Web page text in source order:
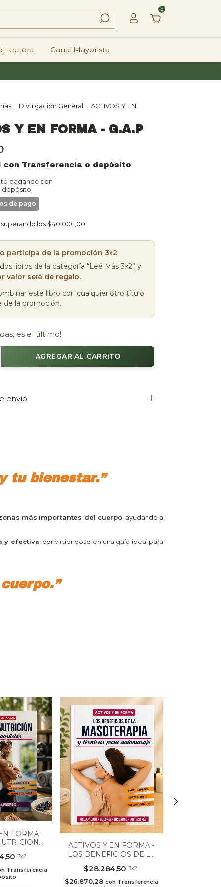
0
Lectora Canal Mayorista
Divulgación General
ACTIVOS Y EN
Y EN FORMA - G.A.P
con Transferencia o depósito
pagando con
depósito
superando los $40.000,00
participa de la promoción 3x2
libros de la categoría “Leé Más 3x2” y
valor será de regalo.
este libro con cualquier otro título
de la promoción.
es el último!
envío
tu bienestar.”
más importantes del cuerpo, ayudando a
y efectiva , convirtiéndose en una guía ideal para
FORMA -
3x2
Transferencia
ACTIVOS Y EN FORMA -
LOS BENEFICIOS DE LA
MASOTERAPIA
$28.284,50 3x2
$26.870,28 con Transferencia